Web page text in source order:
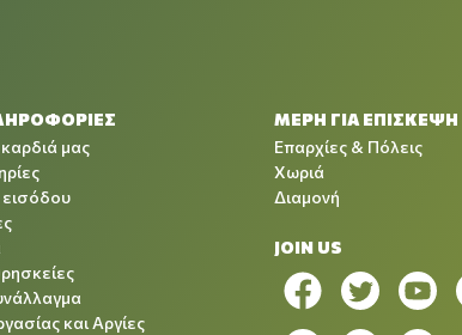
μας
και Αργίες
ΜΕΡΗ ΓΙΑ ΕΠΙΣΚΕΨΗ
Επαρχίες & Πόλεις
Χωριά
Διαμονή
JOIN US